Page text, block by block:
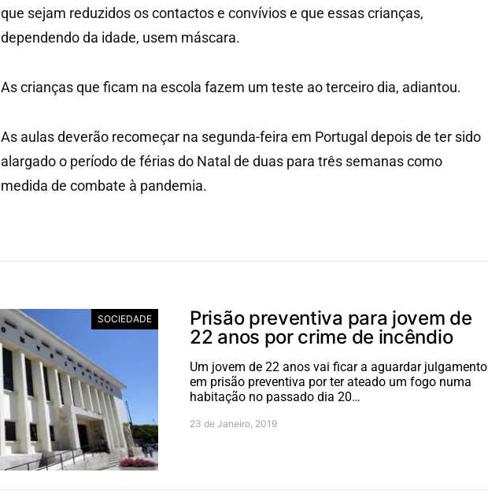
que sejam reduzidos os contactos e convívios e que essas crianças,
dependendo da idade, usem máscara.
As crianças que ficam na escola fazem um teste ao terceiro dia, adiantou.
As aulas deverão recomeçar na segunda-feira em Portugal depois de ter sido
alargado o período de férias do Natal de duas para três semanas como
medida de combate à pandemia.
SOCIEDADE
Prisão preventiva para jovem de
22 anos por crime de incêndio
Um jovem de 22 anos vai ficar a aguardar julgamento
em prisão preventiva por ter ateado um fogo numa
habitação no passado dia 20…
23 de Janeiro, 2019